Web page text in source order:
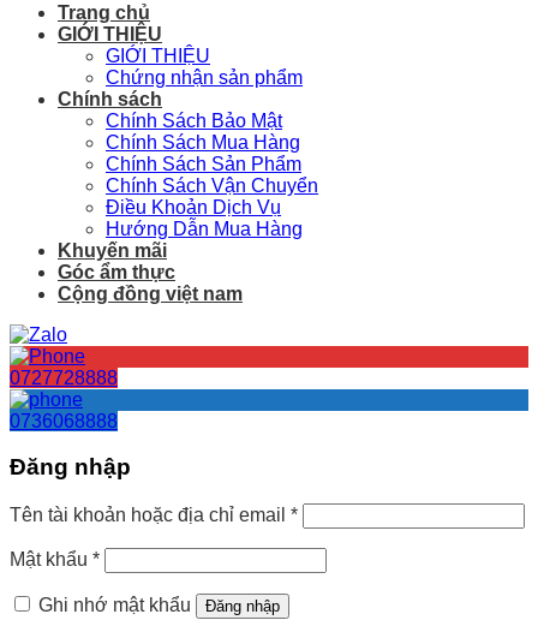
Trang chủ
GIỚI THIỆU
GIỚI THIỆU
Chứng nhận sản phẩm
Chính sách
Chính Sách Bảo Mật
Chính Sách Mua Hàng
Chính Sách Sản Phẩm
Chính Sách Vận Chuyển
Điều Khoản Dịch Vụ
Hướng Dẫn Mua Hàng
Khuyến mãi
Góc ẩm thực
Cộng đồng việt nam
0727728888
0736068888
Đăng nhập
Tên tài khoản hoặc địa chỉ email *
Mật khẩu *
Ghi nhớ mật khẩu Đăng nhập